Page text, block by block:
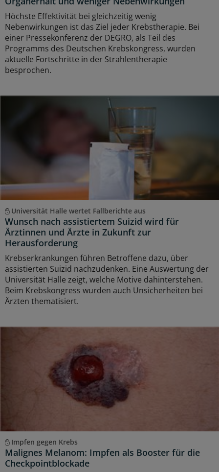
Höchste Effektivität bei gleichzeitig wenig
Nebenwirkungen ist das Ziel jeder Krebstherapie. Bei
einer Pressekonferenz der DEGRO, als Teil des
Programms des Deutschen Krebskongress, wurden
aktuelle Fortschritte in der Strahlentherapie
besprochen.
Universität Halle wertet Fallberichte aus
Wunsch nach assistiertem Suizid wird für
Ärztinnen und Ärzte in Zukunft zur
Herausforderung
Krebserkrankungen führen Betroffene dazu, über
assistierten Suizid nachzudenken. Eine Auswertung der
Universität Halle zeigt, welche Motive dahinterstehen.
Beim Krebskongress wurden auch Unsicherheiten bei
Ärzten thematisiert.
Impfen gegen Krebs
Malignes Melanom: Impfen als Booster für die
Checkpointblockade